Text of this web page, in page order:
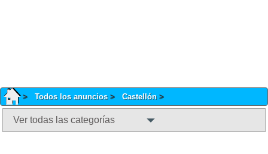
Todos los anuncios Castellón
Ver todas las categorías